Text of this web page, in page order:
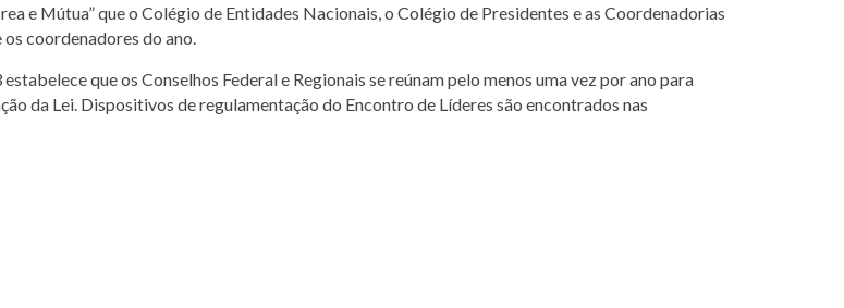
e Mútua” que o Colégio de Entidades Nacionais, o Colégio de Presidentes e as Coordenadorias
coordenadores do ano.
que os Conselhos Federal e Regionais se reúnam pelo menos uma vez por ano para
da Lei. Dispositivos de regulamentação do Encontro de Líderes são encontrados nas